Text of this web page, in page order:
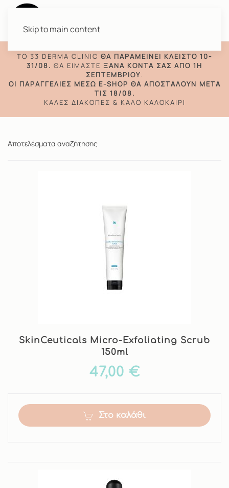
Skip to main content
TO 33 DERMA CLINIC ΘΑ ΠΑΡΑΜΕΊΝΕΙ ΚΛΕΙΣΤΌ 10-
31/08. ΘΑ ΕΊΜΑΣΤΕ ΞΑΝΆ ΚΟΝΤΆ ΣΑΣ ΑΠΌ 1Η
ΣΕΠΤΕΜΒΡΊΟΥ.
ΟΙ ΠΑΡΑΓΓΕΛΊΕΣ ΜΈΣΩ E-SHOP ΘΑ ΑΠΟΣΤΑΛΟΎΝ ΜΕΤΆ
ΤΙΣ 18/08.
ΚΑΛΈΣ ΔΙΑΚΟΠΈΣ & ΚΑΛΌ ΚΑΛΟΚΑΊΡΙ
Αποτελέσματα αναζήτησης
SkinCeuticals Micro-Exfoliating Scrub
150ml
47,00 €
Στο καλάθι